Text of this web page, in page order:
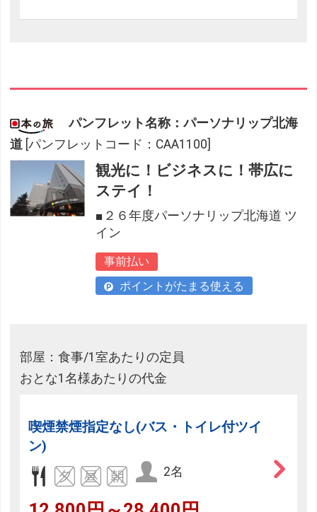
パンフレット名称：パーソナリップ北海
道 [パンフレットコード：CAA1100]
観光に！ビジネスに！帯広に
ステイ！
■２６年度パーソナリップ北海道 ツ
イン
事前払い
ポイントがたまる使える
部屋：食事/1室あたりの定員
おとな1名様あたりの代金
喫煙禁煙指定なし(バス・トイレ付ツイ
ン)
2名